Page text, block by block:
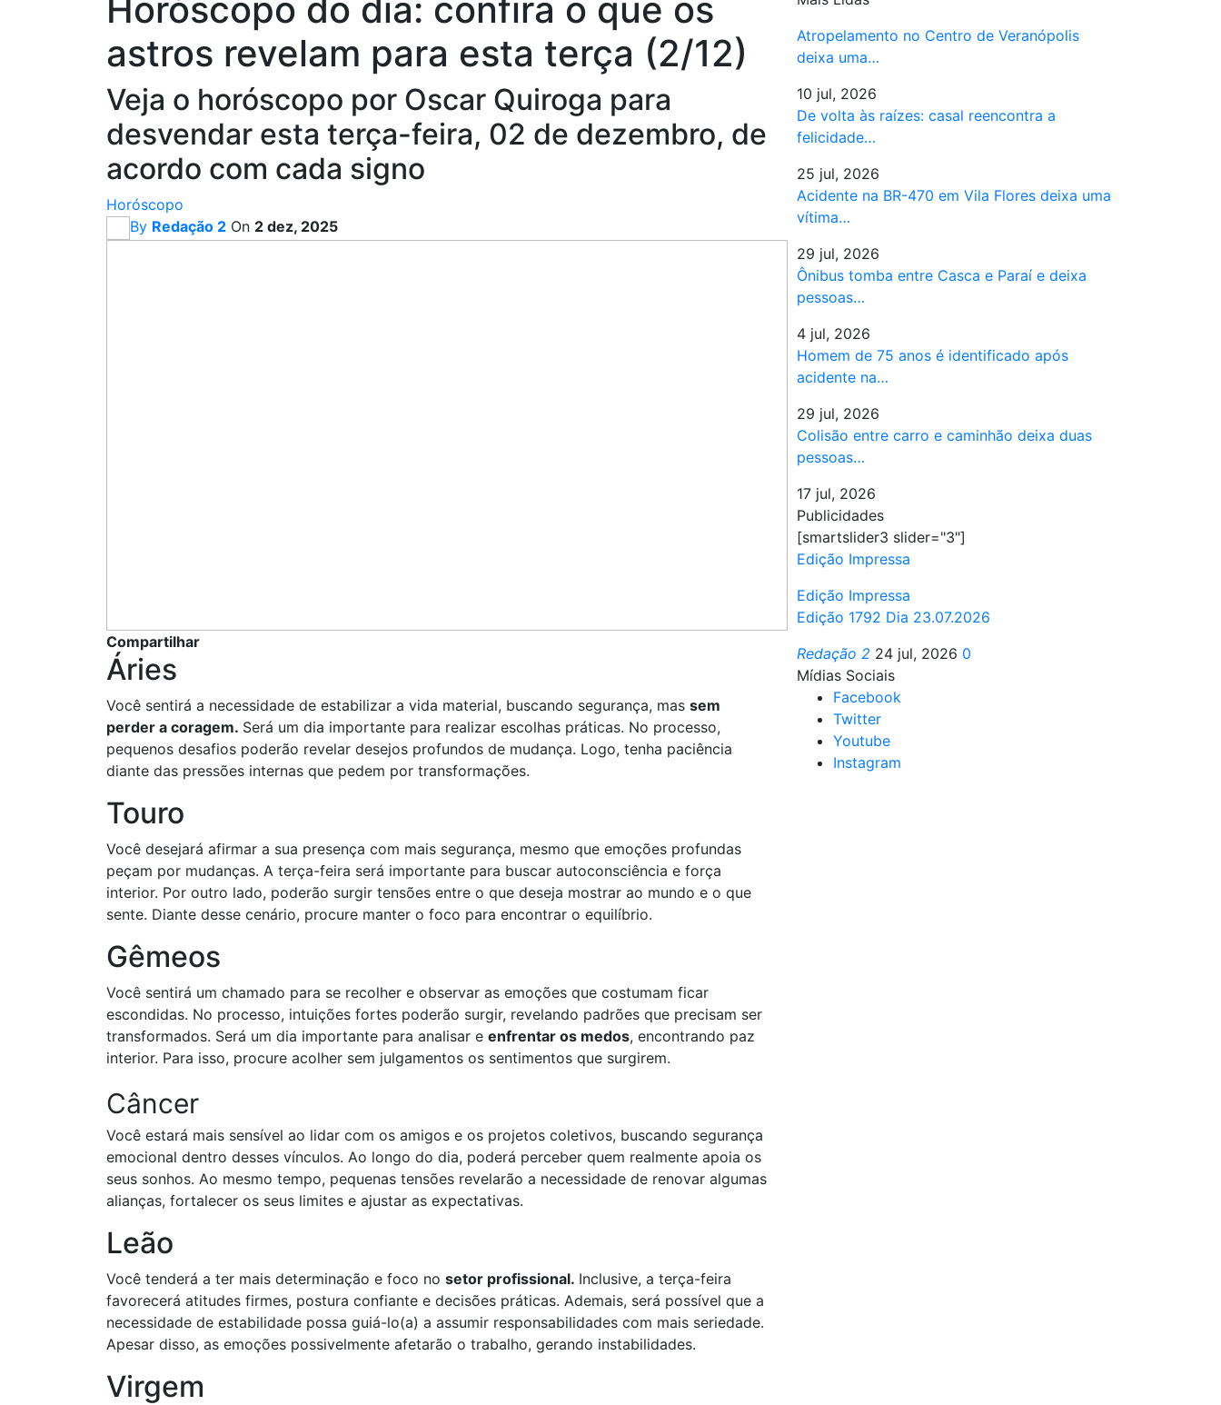
Horóscopo do dia: confira o que os
astros revelam para esta terça (2/12)
Veja o horóscopo por Oscar Quiroga para
desvendar esta terça-feira, 02 de dezembro, de
acordo com cada signo
Horóscopo
By Redação 2 On 2 dez, 2025
Compartilhar
Áries
Você sentirá a necessidade de estabilizar a vida material, buscando segurança, mas sem
perder a coragem. Será um dia importante para realizar escolhas práticas. No processo,
pequenos desafios poderão revelar desejos profundos de mudança. Logo, tenha paciência
diante das pressões internas que pedem por transformações.
Touro
Você desejará afirmar a sua presença com mais segurança, mesmo que emoções profundas
peçam por mudanças. A terça-feira será importante para buscar autoconsciência e força
interior. Por outro lado, poderão surgir tensões entre o que deseja mostrar ao mundo e o que
sente. Diante desse cenário, procure manter o foco para encontrar o equilíbrio.
Gêmeos
Você sentirá um chamado para se recolher e observar as emoções que costumam ficar
escondidas. No processo, intuições fortes poderão surgir, revelando padrões que precisam ser
transformados. Será um dia importante para analisar e enfrentar os medos, encontrando paz
interior. Para isso, procure acolher sem julgamentos os sentimentos que surgirem.
Câncer
Você estará mais sensível ao lidar com os amigos e os projetos coletivos, buscando segurança
emocional dentro desses vínculos. Ao longo do dia, poderá perceber quem realmente apoia os
seus sonhos. Ao mesmo tempo, pequenas tensões revelarão a necessidade de renovar algumas
alianças, fortalecer os seus limites e ajustar as expectativas.
Leão
Você tenderá a ter mais determinação e foco no setor profissional. Inclusive, a terça-feira
favorecerá atitudes firmes, postura confiante e decisões práticas. Ademais, será possível que a
necessidade de estabilidade possa guiá-lo(a) a assumir responsabilidades com mais seriedade.
Apesar disso, as emoções possivelmente afetarão o trabalho, gerando instabilidades.
Virgem
Atropelamento no Centro de Veranópolis
deixa uma…
10 jul, 2026
De volta às raízes: casal reencontra a
felicidade…
25 jul, 2026
Acidente na BR-470 em Vila Flores deixa uma
vítima…
29 jul, 2026
Ônibus tomba entre Casca e Paraí e deixa
pessoas…
4 jul, 2026
Homem de 75 anos é identificado após
acidente na…
29 jul, 2026
Colisão entre carro e caminhão deixa duas
pessoas…
17 jul, 2026
Publicidades
[smartslider3 slider="3"]
Edição Impressa
Edição Impressa
Edição 1792 Dia 23.07.2026
Redação 2 24 jul, 2026 0
Mídias Sociais
Facebook
Twitter
Youtube
Instagram